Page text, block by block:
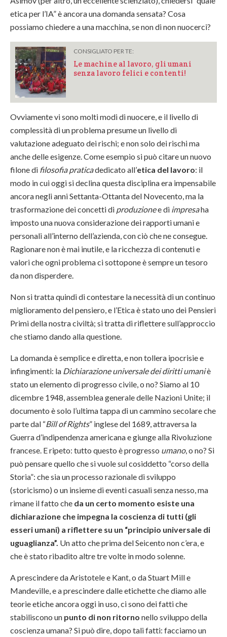
etica per l’IA” è ancora una domanda sensata? Cosa
possiamo chiedere a una macchina, se non di non nuocerci?
CONSIGLIATO PER TE:
Le machine al lavoro, gli umani
senza lavoro felici e contenti!
Ovviamente vi sono molti modi di nuocere, e il livello di
complessità di un problema presume un livello di
valutazione adeguato dei rischi; e non solo dei rischi ma
anche delle esigenze. Come esempio si può citare un nuovo
filone di filosofia praticadedicato all’etica del lavoro: il
modo in cui oggi si declina questa disciplina era impensabile
ancora negli anni Settanta-Ottanta del Novecento, ma la
trasformazione dei concetti di produzionee di impresaha
imposto una nuova considerazione dei rapporti umani e
personali all’interno dell’azienda, con ciò che ne consegue.
Ragionare non è mai inutile, e la ricchezza di contenuti e
valori che ogni problema ci sottopone è sempre un tesoro
da non disperdere.
Non si tratta quindi di contestare la necessità di un continuo
miglioramento del pensiero, e l’Etica è stato uno dei Pensieri
Primi della nostra civiltà; si tratta di riflettere sull’approccio
che stiamo dando alla questione.
La domanda è semplice e diretta, e non tollera ipocrisie e
infingimenti: la Dichiarazione universale dei diritti umaniè
stato un elemento di progresso civile, o no? Siamo al 10
dicembre 1948, assemblea generale delle Nazioni Unite; il
documento è solo l’ultima tappa di un cammino secolare che
parte dal “Bill of Rights” inglese del 1689, attraversa la
Guerra d’indipendenza americana e giunge alla Rivoluzione
francese. E ripeto: tutto questo è progresso umano, o no? Si
può pensare quello che si vuole sul cosiddetto “corso della
Storia”: che sia un processo razionale di sviluppo
(storicismo) o un insieme di eventi casuali senza nesso, ma
rimane il fatto che da un certo momento esiste una
dichiarazione che impegna la coscienza di tutti (gli
esseri umani) a riflettere su un “principio universale di
uguaglianza”. Un atto che prima del Seicento non c’era, e
che è stato ribadito altre tre volte in modo solenne.
A prescindere da Aristotele e Kant, o da Stuart Mill e
Mandeville, e a prescindere dalle etichette che diamo alle
teorie etiche ancora oggi in uso, ci sono dei fatti che
stabiliscono un punto di non ritorno nello sviluppo della
coscienza umana? Si può dire, dopo tali fatti: facciamo un